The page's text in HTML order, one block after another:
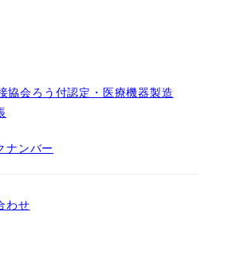
協会ろう付認定・医療機器製造
ナンバー
わせ